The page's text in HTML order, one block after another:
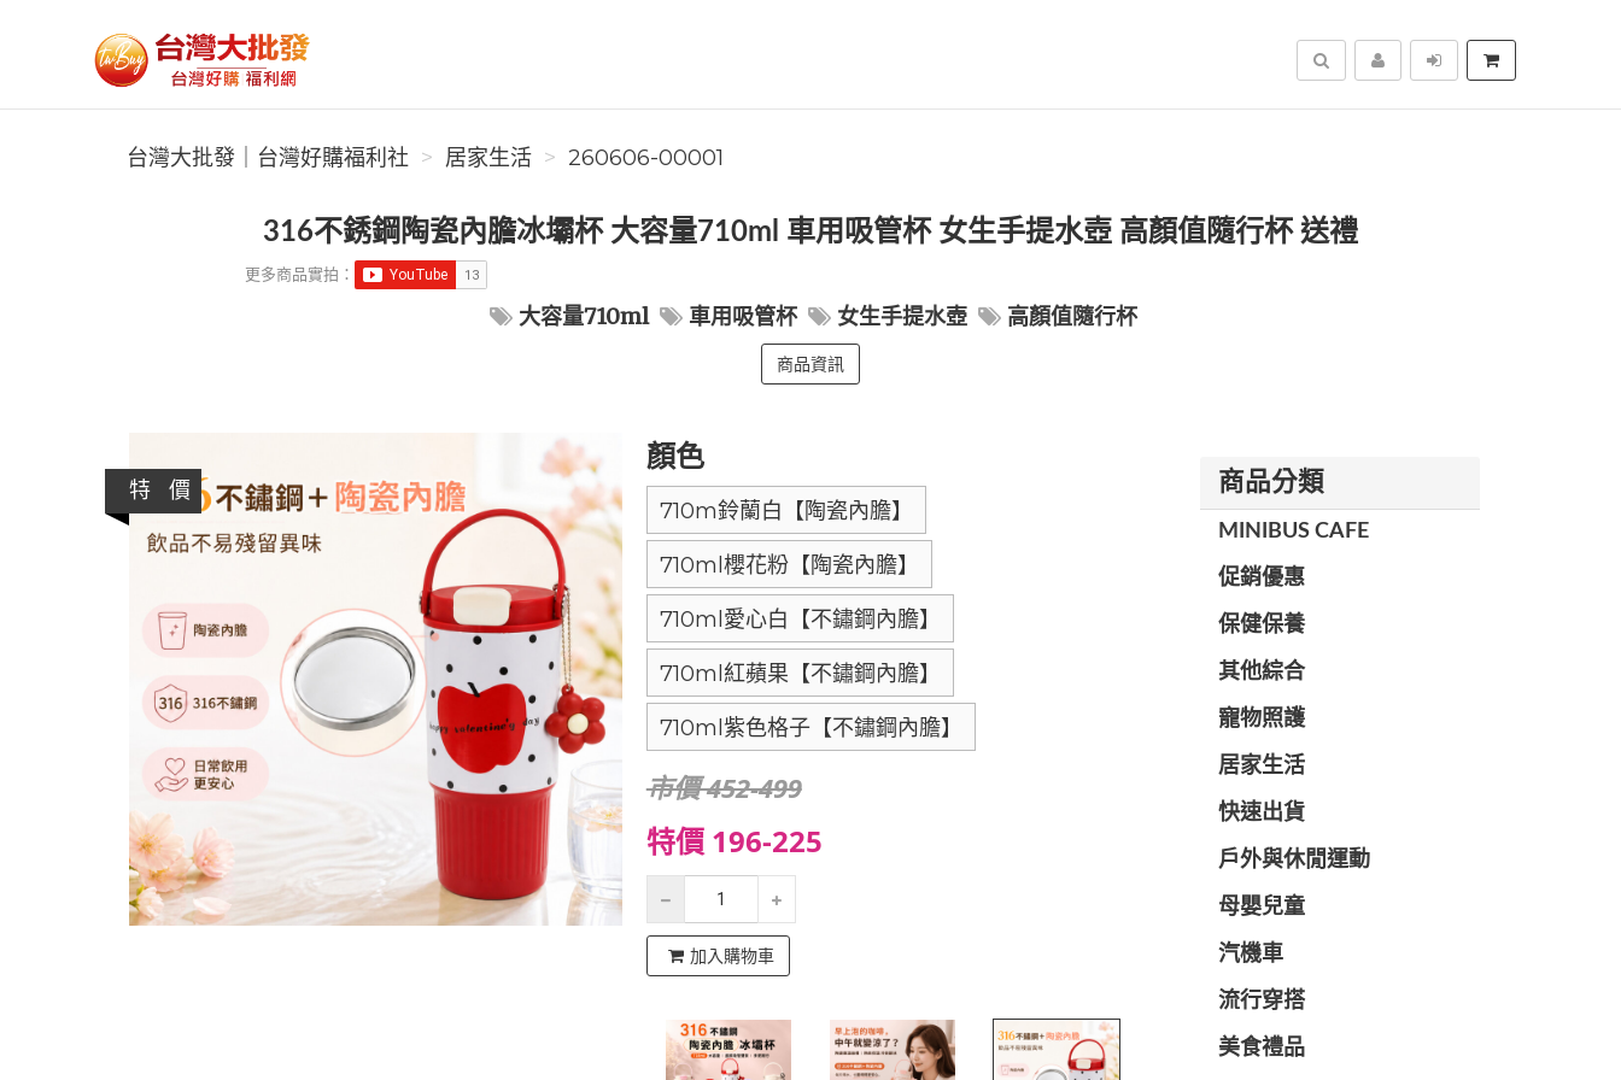
台灣大批發｜台灣好購福利社
搜尋
台灣大批發｜台灣好購福利社 居家生活 260606-00001
316不銹鋼陶瓷內膽冰壩杯 大容量710ml 車用吸管杯 女生手提水壺 高顏值隨行杯 送禮
更多商品實拍：
大容量710ml 車用吸管杯 女生手提水壺 高顏值隨行杯
商品資訊
特 價
顏色
710m鈴蘭白【陶瓷內膽】
710ml櫻花粉【陶瓷內膽】
710ml愛心白【不鏽鋼內膽】
710ml紅蘋果【不鏽鋼內膽】
710ml紫色格子【不鏽鋼內膽】
市價 452-499
特價 196-225
加入購物車
商品分類
MINIBUS CAFE
促銷優惠
保健保養
其他綜合
寵物照護
居家生活
快速出貨
戶外與休閒運動
母嬰兒童
汽機車
流行穿搭
美食禮品